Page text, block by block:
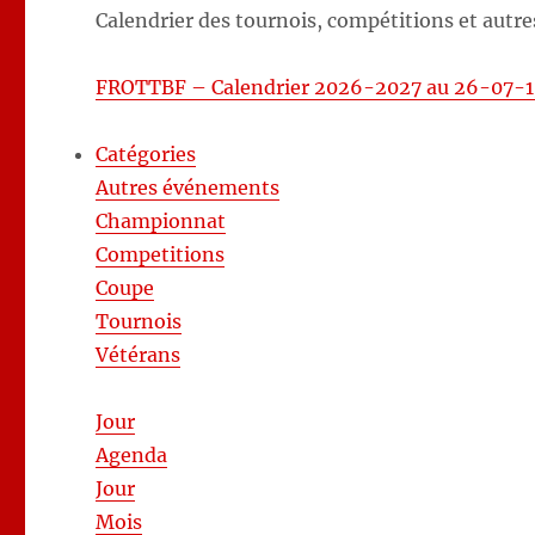
Calendrier des tournois, compétitions et
FROTTBF – Calendrier 2026-2027 au 26-07-
Catégories
Autres événements
Championnat
Competitions
Coupe
Tournois
Vétérans
Jour
Agenda
Jour
Mois